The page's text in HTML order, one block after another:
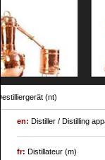
(nt)
en: Distiller / Distilling
fr: Distillateur (m)